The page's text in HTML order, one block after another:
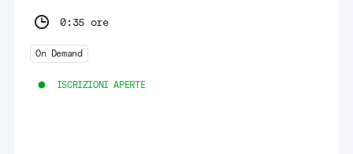
0:35 ore
On Demand
ISCRIZIONI APERTE